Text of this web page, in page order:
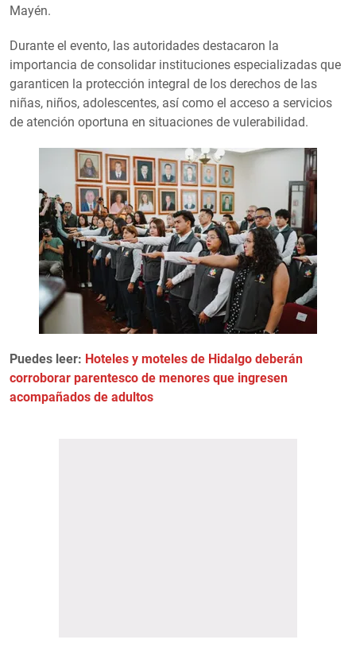
Mayén.
Durante el evento, las autoridades destacaron la
importancia de consolidar instituciones especializadas que
garanticen la protección integral de los derechos de las
niñas, niños, adolescentes, así como el acceso a servicios
de atención oportuna en situaciones de vulerabilidad.
Puedes leer: Hoteles y moteles de Hidalgo deberán
corroborar parentesco de menores que ingresen
acompañados de adultos